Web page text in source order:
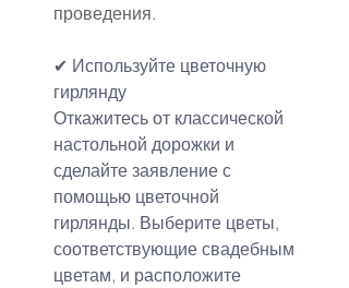
проведения.
✔ Используйте цветочную
гирлянду
Откажитесь от классической
настольной дорожки и
сделайте заявление с
помощью цветочной
гирлянды. Выберите цветы,
соответствующие свадебным
цветам, и расположите